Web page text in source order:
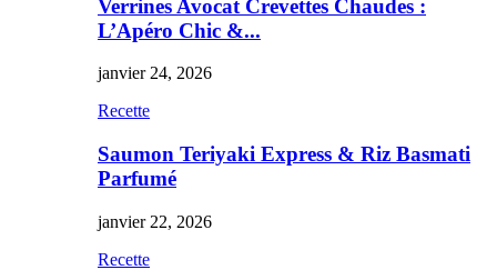
Verrines Avocat Crevettes Chaudes :
L’Apéro Chic &...
janvier 24, 2026
Recette
Saumon Teriyaki Express & Riz Basmati
Parfumé
janvier 22, 2026
Recette